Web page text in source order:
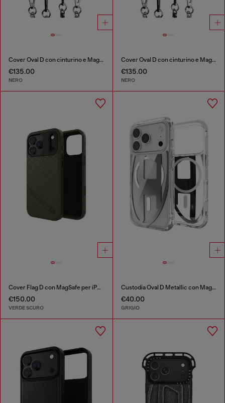
Cover Oval D con cinturino e MagSafe per iPhone 17
€135.00
NERO
Cover Oval D con cinturino e MagSafe per iPhone 17 Pro
€135.00
NERO
Cover Flag D con MagSafe per iPhone 17 Pro Max
€150.00
VERDE SCURO
Custodia Oval D Metallic con Magsafe per iPhone 17 Pro
€40.00
GRIGIO